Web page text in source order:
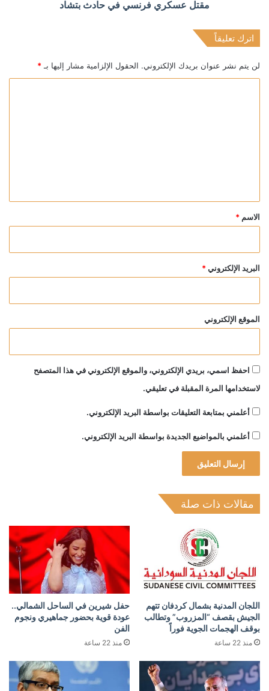
مقتل عسكري فرنسي في حادث بتشاد
اترك تعليقاً
لن يتم نشر عنوان بريدك الإلكتروني. الحقول الإلزامية مشار إليها بـ *
*
الاسم *
البريد الإلكتروني *
الموقع الإلكتروني
احفظ اسمي، بريدي الإلكتروني، والموقع الإلكتروني في هذا المتصفح
لاستخدامها المرة المقبلة في تعليقي.
أعلمني بمتابعة التعليقات بواسطة البريد الإلكتروني.
أعلمني بالمواضيع الجديدة بواسطة البريد الإلكتروني.
مقالات ذات صلة
اللجان المدنية بشمال كردفان تتهم
الجيش بقصف “المزروب” وتطالب
بوقف الهجمات الجوية فوراً
منذ 22 ساعة
حفل شيرين في الساحل الشمالي..
عودة قوية بحضور جماهيري ونجوم
الفن
منذ 22 ساعة